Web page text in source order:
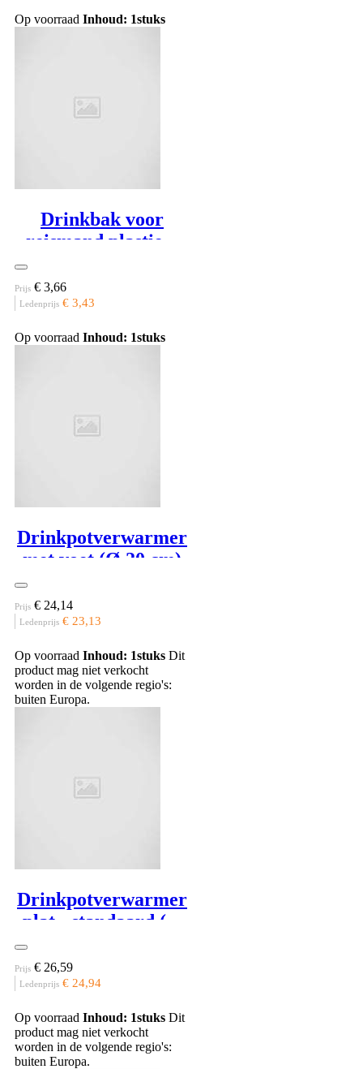
Op voorraad Inhoud: 1stuks
Drinkbak voor
reismand plastiek,
Prijs € 3,66
Ledenprijs € 3,43
Op voorraad Inhoud: 1stuks
Drinkpotverwarmer
met voet (Ø 20 cm)
Prijs € 24,14
Ledenprijs € 23,13
Op voorraad Inhoud: 1stuks Dit
product mag niet verkocht
worden in de volgende regio's:
buiten Europa.
Drinkpotverwarmer
plat - standaard (Ø
Prijs € 26,59
Ledenprijs € 24,94
Op voorraad Inhoud: 1stuks Dit
product mag niet verkocht
worden in de volgende regio's:
buiten Europa.